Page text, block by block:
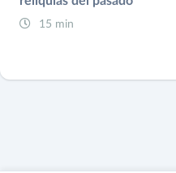
15 min